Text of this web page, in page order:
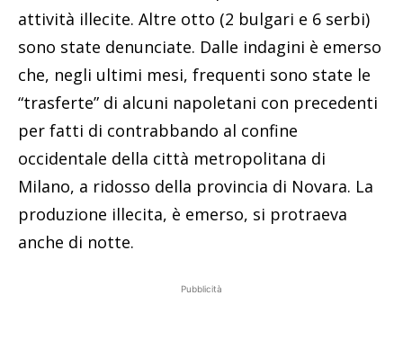
attività illecite. Altre otto (2 bulgari e 6 serbi)
sono state denunciate. Dalle indagini è emerso
che, negli ultimi mesi, frequenti sono state le
“trasferte” di alcuni napoletani con precedenti
per fatti di contrabbando al confine
occidentale della città metropolitana di
Milano, a ridosso della provincia di Novara. La
produzione illecita, è emerso, si protraeva
anche di notte.
Pubblicità